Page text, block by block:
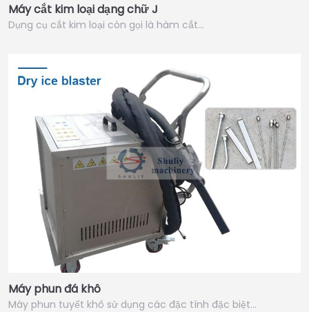
Máy cắt kim loại dạng chữ J
Dụng cụ cắt kim loại còn gọi là hàm cắt…
Máy phun đá khô
Máy phun tuyết khô sử dụng các đặc tính đặc biệt…